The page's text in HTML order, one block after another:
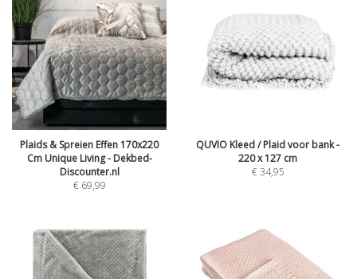
Plaids & Spreien Effen 170x220
Cm Unique Living - Dekbed-
Discounter.nl
€ 69,99
QUVIO Kleed / Plaid voor bank -
220 x 127 cm
€34,95